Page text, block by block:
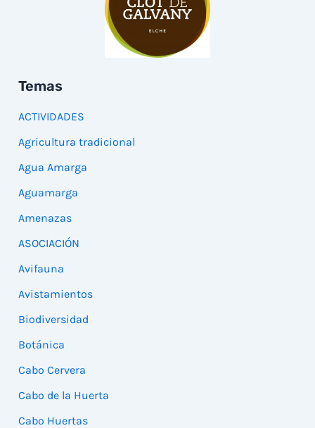
Temas
ACTIVIDADES
Agricultura tradicional
Agua Amarga
Aguamarga
Amenazas
ASOCIACIÓN
Avifauna
Avistamientos
Biodiversidad
Botánica
Cabo Cervera
Cabo de la Huerta
Cabo Huertas